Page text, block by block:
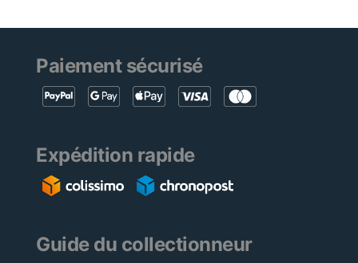
Paiement sécurisé
Expédition rapide
Guide du collectionneur